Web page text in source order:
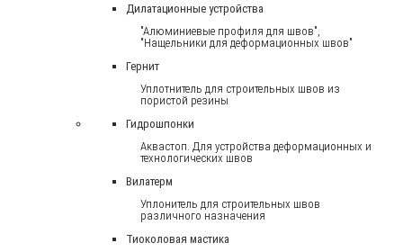
Дилатационные устройства
"Алюминиевые профиля для швов",
"Нащельники для деформационных швов"
Гернит
Уплотнитель для строительных швов из
пористой резины
Гидрошпонки
Аквастоп. Для устройства деформационных и
технологических швов
Вилатерм
Уплонитель для строительных швов
различного назначения
Тиоколовая мастика